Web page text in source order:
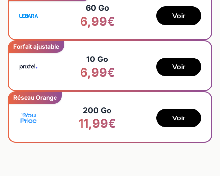
60 Go
6,99€ Voir
Forfait ajustable
10 Go
6,99€ Voir
Réseau Orange
200 Go
11,99€ Voir